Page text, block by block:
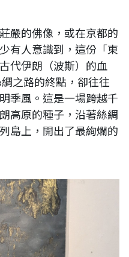
嚴的佛像，或在京都的
有人意識到，這份「東
代伊朗（波斯）的血
之路的終點，卻往往
季風。這是一場跨越千
高原的種子，沿著絲綢
島上，開出了最絢爛的
2025年